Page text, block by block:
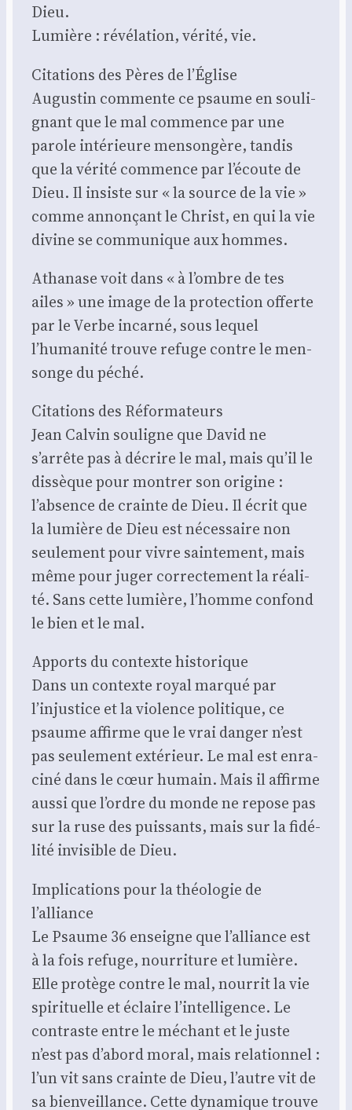
Dieu.
Lumière : révé­la­tion, véri­té, vie.
Cita­tions des Pères de l’Église
Augus­tin com­mente ce psaume en sou­li­
gnant que le mal com­mence par une
parole inté­rieure men­son­gère, tan­dis
que la véri­té com­mence par l’écoute de
Dieu. Il insiste sur « la source de la vie »
comme annon­çant le Christ, en qui la vie
divine se com­mu­nique aux hommes.
Atha­nase voit dans « à l’ombre de tes
ailes » une image de la pro­tec­tion offerte
par le Verbe incar­né, sous lequel
l’humanité trouve refuge contre le men­
songe du péché.
Cita­tions des Réfor­ma­teurs
Jean Cal­vin sou­ligne que David ne
s’arrête pas à décrire le mal, mais qu’il le
dis­sèque pour mon­trer son ori­gine :
l’absence de crainte de Dieu. Il écrit que
la lumière de Dieu est néces­saire non
seule­ment pour vivre sain­te­ment, mais
même pour juger cor­rec­te­ment la réa­li­
té. Sans cette lumière, l’homme confond
le bien et le mal.
Apports du contexte his­to­rique
Dans un contexte royal mar­qué par
l’injustice et la vio­lence poli­tique, ce
psaume affirme que le vrai dan­ger n’est
pas seule­ment exté­rieur. Le mal est enra­
ci­né dans le cœur humain. Mais il affirme
aus­si que l’ordre du monde ne repose pas
sur la ruse des puis­sants, mais sur la fidé­
li­té invi­sible de Dieu.
Impli­ca­tions pour la théo­lo­gie de
l’alliance
Le Psaume 36 enseigne que l’alliance est
à la fois refuge, nour­ri­ture et lumière.
Elle pro­tège contre le mal, nour­rit la vie
spi­ri­tuelle et éclaire l’intelligence. Le
contraste entre le méchant et le juste
n’est pas d’abord moral, mais rela­tion­nel :
l’un vit sans crainte de Dieu, l’autre vit de
sa bien­veillance. Cette dyna­mique trouve